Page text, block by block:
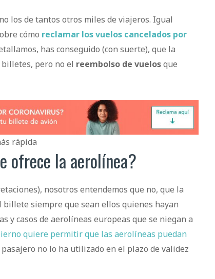
los de tantos otros miles de viajeros. Igual
cómo reclamar los vuelos cancelados por
has conseguido (con suerte), que la
pero no el reembolso de vuelosque
rápida
ofrece la aerolínea?
nosotros entendemos que no, que la
siempre que sean ellos quienes hayan
y casos de aerolíneas europeas que se niegan a
quiere permitir que las aerolíneas puedan
no lo ha utilizado en el plazo de validez